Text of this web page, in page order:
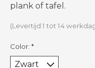
plank of tafel.
(Levertijd:1 tot 14
Color: *